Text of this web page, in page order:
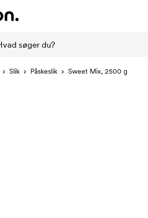
Slik Påskeslik Sweet Mix, 2500 g